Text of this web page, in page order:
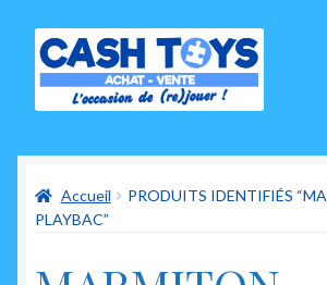
Aller
à
Aller
au
contenu
Carte Cadeau
Accueil
PRODUITS IDENTIFIÉS
PLAYBAC”